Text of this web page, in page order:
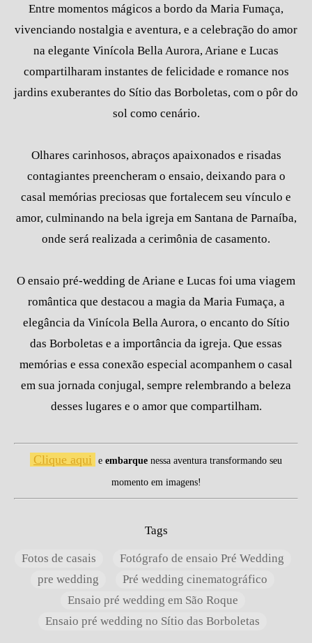
Entre momentos mágicos a bordo da Maria Fumaça,
vivenciando nostalgia e aventura, e a celebração do amor
na elegante Vinícola Bella Aurora, Ariane e Lucas
compartilharam instantes de felicidade e romance nos
jardins exuberantes do Sítio das Borboletas, com o pôr do
sol como cenário.
Olhares carinhosos, abraços apaixonados e risadas
contagiantes preencheram o ensaio, deixando para o
casal memórias preciosas que fortalecem seu vínculo e
amor, culminando na bela igreja em Santana de Parnaíba,
onde será realizada a cerimônia de casamento.
O ensaio pré-wedding de Ariane e Lucas foi uma viagem
romântica que destacou a magia da Maria Fumaça, a
elegância da Vinícola Bella Aurora, o encanto do Sítio
das Borboletas e a importância da igreja. Que essas
memórias e essa conexão especial acompanhem o casal
em sua jornada conjugal, sempre relembrando a beleza
desses lugares e o amor que compartilham.
Clique aqui e embarque nessa aventura transformando seu
momento em imagens!
Tags
Fotos de casais
Fotógrafo de ensaio Pré Wedding
pre wedding
Pré wedding cinematográfico
Ensaio pré wedding em São Roque
Ensaio pré wedding no Sítio das Borboletas